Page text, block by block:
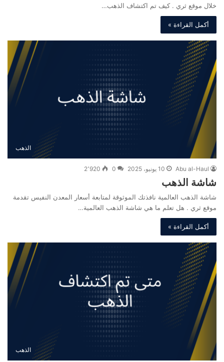
خلال موقع ثري . كيف تم اكتشاف الذهب…
أكمل القراءة »
الذهب
Abu al-Haul 10 يونيو، 2025 0 2٬920
شاشة الذهب
شاشة الذهب العالمية نافذتك الموثوقة لمتابعة أسعار المعدن النفيس تقدمة
موقع ثري . هل تعلم ما هي شاشة الذهب العالمية…
أكمل القراءة »
الذهب